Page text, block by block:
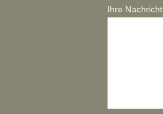
Ihre Nachricht